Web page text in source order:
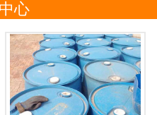
在线留言
联系我们
心